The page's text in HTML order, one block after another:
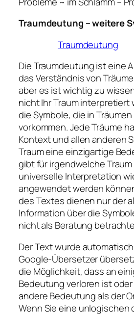
Traumdeutung – weitere
Traumdeutung
Die Traumdeutung ist eine
das Verständnis von
aber es ist wichtig zu
nicht Ihr Traum interpretiert
die Symbole, die in
vorkommen. Jede Träume
Kontext und allen anderen
Traum eine einzigartige
gibt für irgendwelche
universelle Interpretation
angewendet werden
des Textes dienen nur der
Information über die
nicht als Beratung
Der Text wurde
Google-Übersetzer
die Möglichkeit, dass an
Bedeutung verloren ist
andere Bedeutung als der
Wenn Sie eine unlogischen